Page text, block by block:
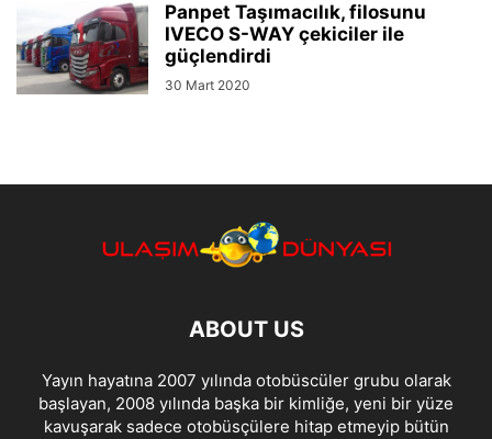
Panpet Taşımacılık, filosunu
IVECO S-WAY çekiciler ile
güçlendirdi
30 Mart 2020
ABOUT US
Yayın hayatına 2007 yılında otobüscüler grubu olarak
başlayan, 2008 yılında başka bir kimliğe, yeni bir yüze
kavuşarak sadece otobüsçülere hitap etmeyip bütün